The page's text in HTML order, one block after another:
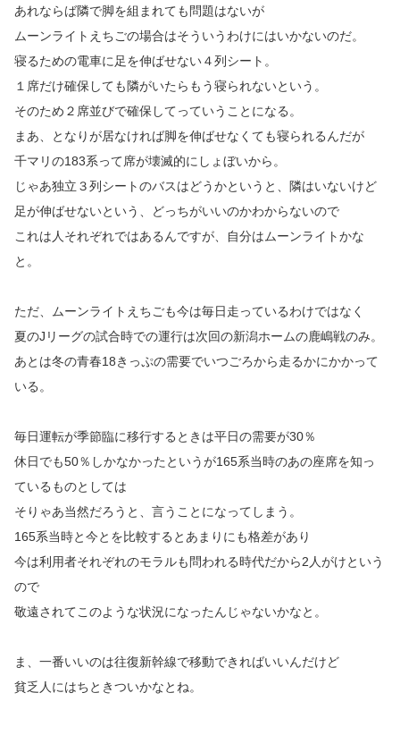
あれならば隣で脚を組まれても問題はないが
ムーンライトえちごの場合はそういうわけにはいかないのだ。
寝るための電車に足を伸ばせない４列シート。
１席だけ確保しても隣がいたらもう寝られないという。
そのため２席並びで確保してっていうことになる。
まあ、となりが居なければ脚を伸ばせなくても寝られるんだが
千マリの183系って席が壊滅的にしょぼいから。
じゃあ独立３列シートのバスはどうかというと、隣はいないけど
足が伸ばせないという、どっちがいいのかわからないので
これは人それぞれではあるんですが、自分はムーンライトかな
と。
ただ、ムーンライトえちごも今は毎日走っているわけではなく
夏のJリーグの試合時での運行は次回の新潟ホームの鹿嶋戦のみ。
あとは冬の青春18きっぷの需要でいつごろから走るかにかかって
いる。
毎日運転が季節臨に移行するときは平日の需要が30％
休日でも50％しかなかったというが165系当時のあの座席を知っ
ているものとしては
そりゃあ当然だろうと、言うことになってしまう。
165系当時と今とを比較するとあまりにも格差があり
今は利用者それぞれのモラルも問われる時代だから2人がけという
ので
敬遠されてこのような状況になったんじゃないかなと。
ま、一番いいのは往復新幹線で移動できればいいんだけど
貧乏人にはちときついかなとね。